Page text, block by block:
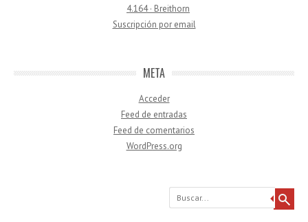
4.164 · Breithorn
Suscripción por email
META
Acceder
Feed de entradas
Feed de comentarios
WordPress.org
Buscar